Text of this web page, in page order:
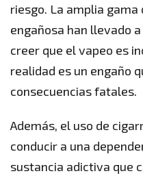
riesgo. La amplia
engañosa han llevado
creer que el vapeo es
realidad es un engaño
consecuencias fatales.
Además, el uso de
conducir a una
sustancia adictiva que